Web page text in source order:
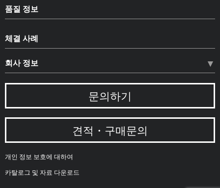
HLS 하드록 세트 스크류
CAD데이터 다운로드
나사의 풀림
나사의 설계법
나사의 트러블
하드록 너트에 대하여
나사 평가에 대하여
품질 정보
품질 정보
품질 보증 체제
환경에 대한 책임
공적 인증
체결 사례
회사 정보
위치 안내
문의하기
견적・구매문의
개인 정보 보호에 대하여
카탈로그 및 자료 다운로드